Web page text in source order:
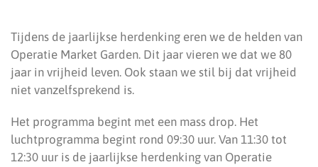
Tijdens de jaarlijkse herdenking eren we de helden van
Operatie Market Garden. Dit jaar vieren we dat we 80
jaar in vrijheid leven. Ook staan we stil bij dat vrijheid
niet vanzelfsprekend is.
Het programma begint met een mass drop. Het
luchtprogramma begint rond 09:30 uur. Van 11:30 tot
12:30 uur is de jaarlijkse herdenking van Operatie